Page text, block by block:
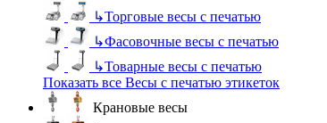
↳Торговые весы с печатью
↳Фасовочные весы с печатью
↳Товарные весы с печатью
Показать все Весы с печатью этикеток
Крановые весы